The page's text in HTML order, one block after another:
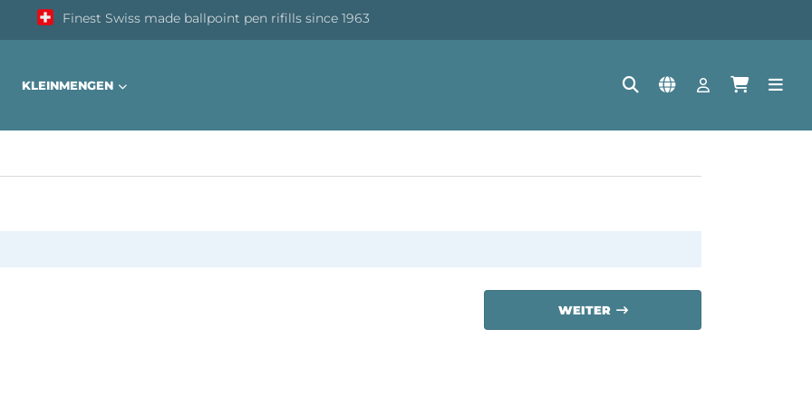
Finest Swiss made ballpoint pen rifills since 1963
KLEINMENGEN
WEITER